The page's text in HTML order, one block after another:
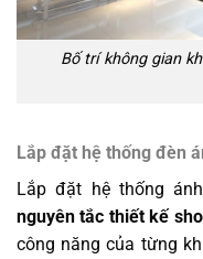
Bố trí không gian
Lắp đặt hệ thống đèn
Lắp đặt hệ thống
nguyên tắc thiết kế
công năng của từng